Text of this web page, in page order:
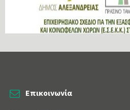
Επικοινωνία